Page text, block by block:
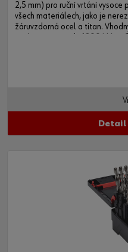
2,5 mm) pro ruční vrtání vysoce
všech materiálech, jako je
žáruvzdorná ocel a titan.
Detail